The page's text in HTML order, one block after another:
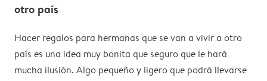
otro país
Hacer regalos para hermanas que se van a vivir a otro
país es una idea muy bonita que seguro que le hará
mucha ilusión. Algo pequeño y ligero que podrá llevarse